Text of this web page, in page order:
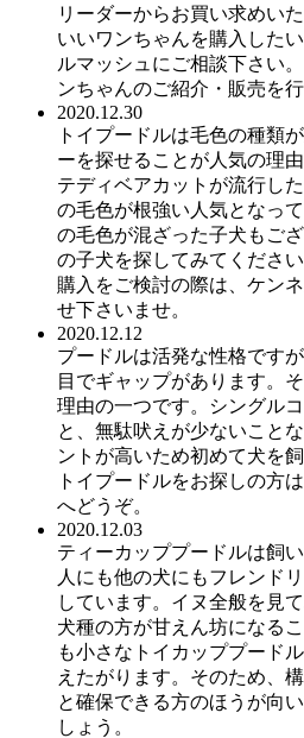
リーダーからお買い求めい
いいワンちゃんを購入した
ルマッシュにご相談下さい
ンちゃんのご紹介・販売を
2020.12.30
トイプードルは毛色の種類
ーを探せることが人気の理
テディベアカットが流行し
の毛色が根強い人気となっ
の毛色が混ざった子犬もご
の子犬を探してみてください
購入をご検討の際は、ケン
せ下さいませ。
2020.12.12
プードルは活発な性格です
目でギャップがあります。
理由の一つです。シングル
と、無駄吠えが少ないこと
ントが高いため初めて犬を
トイプードルをお探しの方
へどうぞ。
2020.12.03
ティーカッププードルは飼
人にも他の犬にもフレンド
しています。イヌ全般を見
犬種の方が甘えん坊になる
も小さなトイカッププード
えたがります。そのため、
と確保できる方のほうが向
しょう。